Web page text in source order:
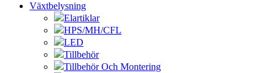
Växtbelysning
Elartiklar
HPS/MH/CFL
LED
Tillbehör
Tillbehör Och Montering